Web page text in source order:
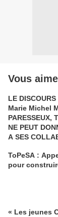
Vous
LE
Marie Michel
PARESSEUX, TRIBALISTE ET VOLEUR
NE PEUT
A SES
ToPeSA :
pour
« Les jeunes